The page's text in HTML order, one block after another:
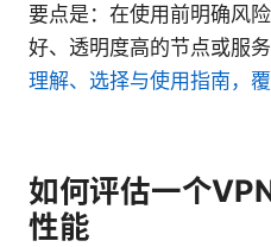
要点是：在使用前明确风
好、透明度高的节点或服
理解、选择与使用指南，
如何评估一个
性能